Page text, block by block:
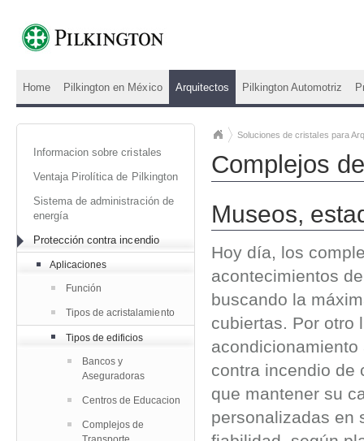
Home Pilkington en México Arquitectos Pilkington Automotriz
Informacion sobre cristales
Ventaja Pirolítica de Pilkington
Sistema de administración de
energía
Protección contra incendio
Aplicaciones
Función
Tipos de acristalamiento
Tipos de edificios
Bancos y
Aseguradoras
Centros de Educacion
Complejos de
Soluciones de cristales para
Complejos
Museos,
Hoy día, los
acontecimientos
buscando la
cubiertas. Por otro
contra incendio de
que mantener su
personalizadas en